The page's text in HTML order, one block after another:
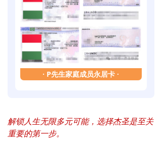
· P先生家庭成员永居卡 ·
解锁人生无限多元可能，选择杰圣是至关
重要的第一步。